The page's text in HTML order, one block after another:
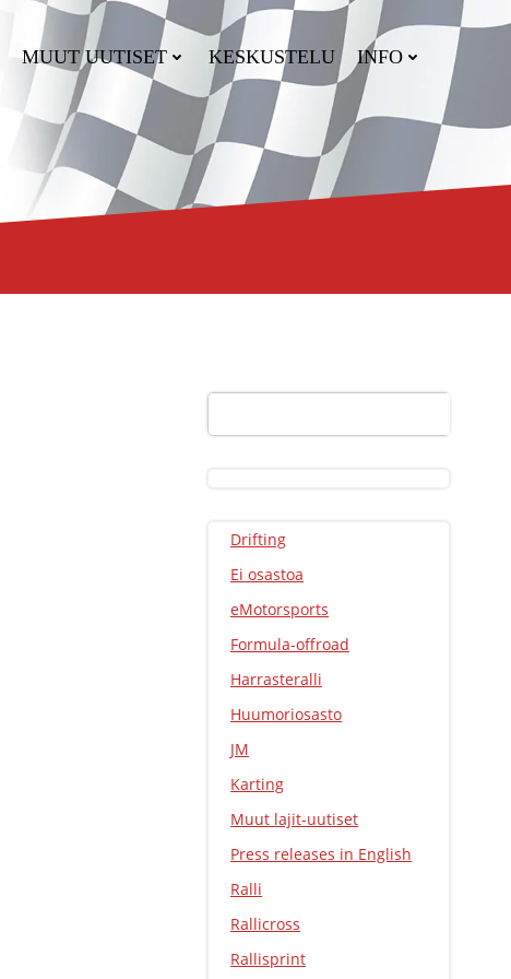
MUUT UUTISET KESKUSTELU INFO
Drifting
Ei osastoa
eMotorsports
Formula-offroad
Harrasteralli
Huumoriosasto
JM
Karting
Muut lajit-uutiset
Press releases in English
Ralli
Rallicross
Rallisprint